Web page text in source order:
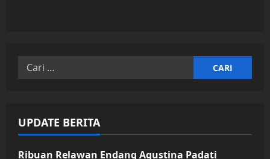
Cari
UPDATE BERITA
Ribuan Relawan Endang Agustina Padati